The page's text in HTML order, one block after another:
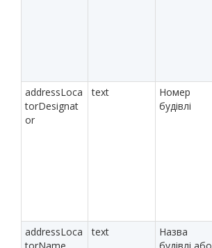
addressLoca
torDesignat
or
text
Номер
будівлі
addressLoca
text
Назва